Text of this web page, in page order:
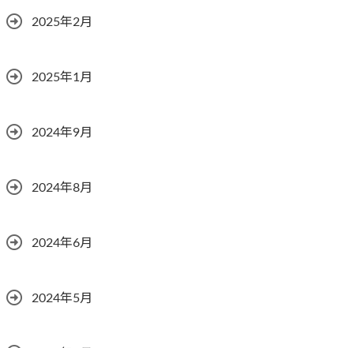
2025年2月
2025年1月
2024年9月
2024年8月
2024年6月
2024年5月